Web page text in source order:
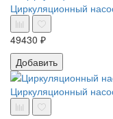
Циркуляционный
49430 ₽
Добавить
Циркуляционный